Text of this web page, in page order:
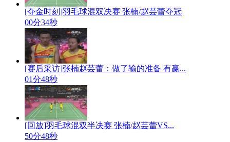
[夺金时刻]羽毛球混双决赛 张楠/赵芸蕾夺冠
00分34秒
[赛后采访]张楠赵芸蕾：做了输的准备 有赢...
01分48秒
[回放]羽毛球混双半决赛 张楠/赵芸蕾VS...
50分48秒